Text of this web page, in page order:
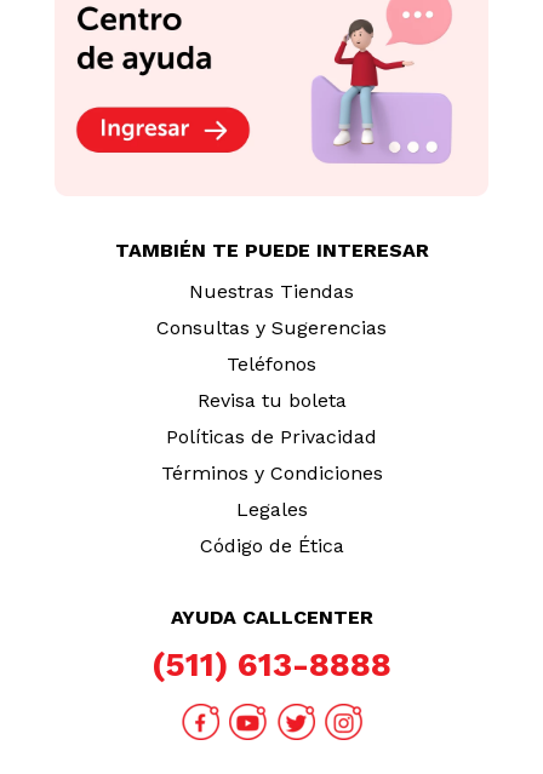
TAMBIÉN TE PUEDE INTERESAR
Nuestras Tiendas
Consultas y Sugerencias
Teléfonos
Revisa tu boleta
Políticas de Privacidad
Términos y Condiciones
Legales
Código de Ética
AYUDA CALLCENTER
(511) 613-8888